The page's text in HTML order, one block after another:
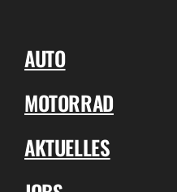
AUTO
MOTORRAD
AKTUELLES